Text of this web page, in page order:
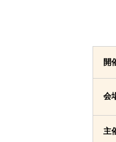
開
会
主